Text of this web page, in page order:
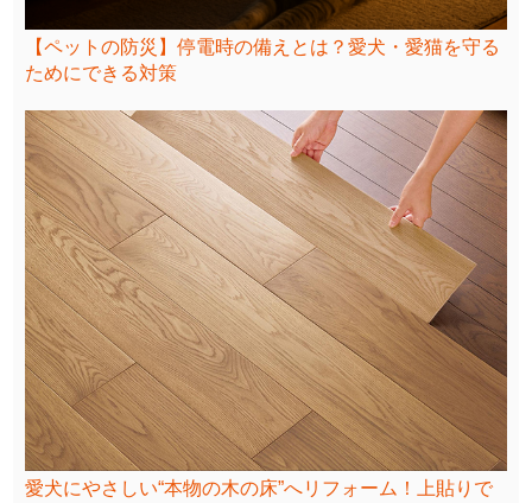
【ペットの防災】停電時の備えとは？愛犬・愛猫を守る
ためにできる対策
愛犬にやさしい“本物の木の床”へリフォーム！上貼りで